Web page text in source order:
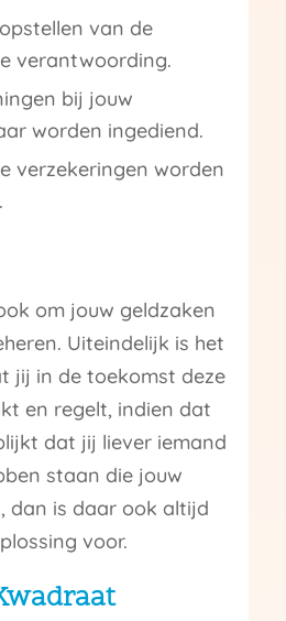
van de
verantwoording.
bij jouw
worden ingediend.
verzekeringen worden
om jouw geldzaken
Uiteindelijk is het
jij in de toekomst deze
en regelt, indien dat
dat jij liever iemand
staan die jouw
dan is daar ook altijd
voor.